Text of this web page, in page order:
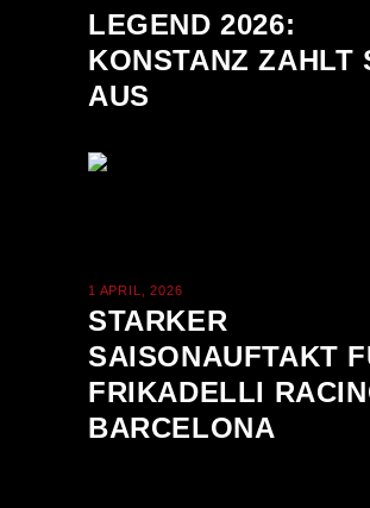
LEGEND 2026:
KONSTANZ ZAHLT
AUS
1 APRIL, 2026
STARKER
SAISONAUFTAKT
FRIKADELLI
BARCELONA